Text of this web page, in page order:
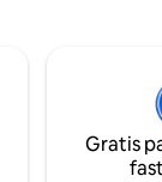
att få en taxi att
är det att föredra
stranden eller
Gratis